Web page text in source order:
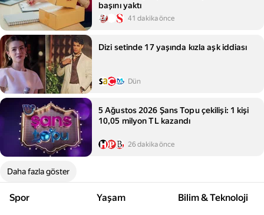
başını yaktı
41 dakika önce
Dizi setinde 17 yaşında kızla aşk iddiası
Dün
5 Ağustos 2026 Şans Topu çekilişi: 1 kişi
10,05 milyon TL kazandı
26 dakika önce
Daha fazla göster
Spor Yaşam Bilim & Teknoloji